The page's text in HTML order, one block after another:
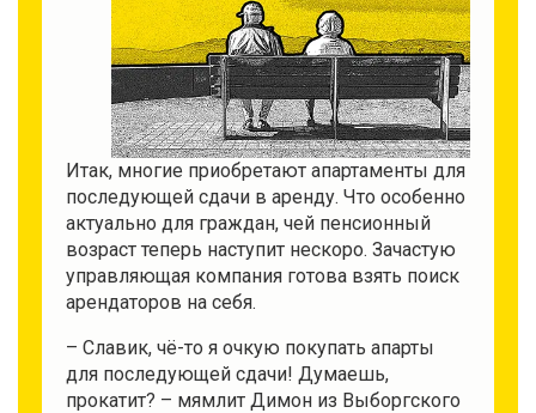
Итак, многие приобретают апартаменты для
последующей сдачи в аренду. Что особенно
актуально для граждан, чей пенсионный
возраст теперь наступит нескоро. Зачастую
управляющая компания готова взять поиск
арендаторов на себя.
– Славик, чё-то я очкую покупать апарты
для последующей сдачи! Думаешь,
прокатит? – мямлит Димон из Выборгского